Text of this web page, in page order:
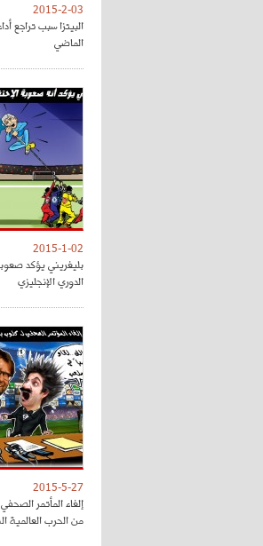
2015-2-03
البيتزا سبب تراجع
الماضي
2015-1-02
بليغريني يؤكد
الدوري الإنجليزي
2015-5-27
إلغاء المأتمر
من الحرب العالمية